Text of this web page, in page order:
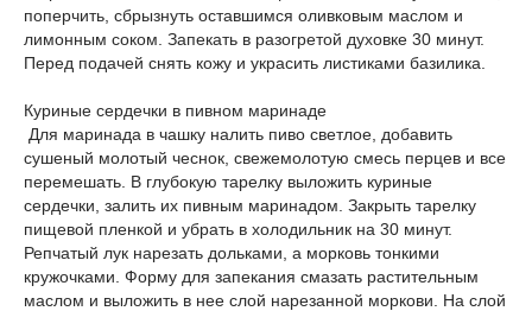
поперчить, сбрызнуть оставшимся оливковым маслом и
лимонным соком. Запекать в разогретой духовке 30 минут.
Перед подачей снять кожу и украсить листиками базилика.
Куриные сердечки в пивном маринаде
Для маринада в чашку налить пиво светлое, добавить
сушеный молотый чеснок, свежемолотую смесь перцев и все
перемешать. В глубокую тарелку выложить куриные
сердечки, залить их пивным маринадом. Закрыть тарелку
пищевой пленкой и убрать в холодильник на 30 минут.
Репчатый лук нарезать дольками, а морковь тонкими
кружочками. Форму для запекания смазать растительным
маслом и выложить в нее слой нарезанной моркови. На слой